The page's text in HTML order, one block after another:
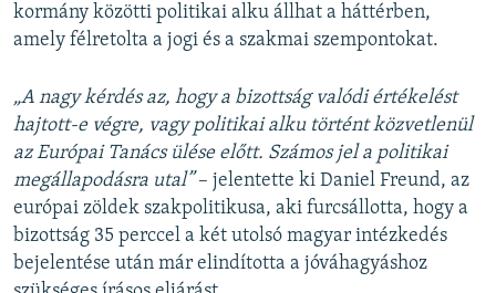
kormány közötti politikai alku állhat a háttérben,
amely félretolta a jogi és a szakmai szempontokat.
„A nagy kérdés az, hogy a bizottság valódi értékelést
hajtott-e végre, vagy politikai alku történt közvetlenül
az Európai Tanács ülése előtt. Számos jel a politikai
megállapodásra utal”– jelentette ki Daniel Freund, az
európai zöldek szakpolitikusa, aki furcsállotta, hogy a
bizottság 35 perccel a két utolsó magyar intézkedés
bejelentése után már elindította a jóváhagyáshoz